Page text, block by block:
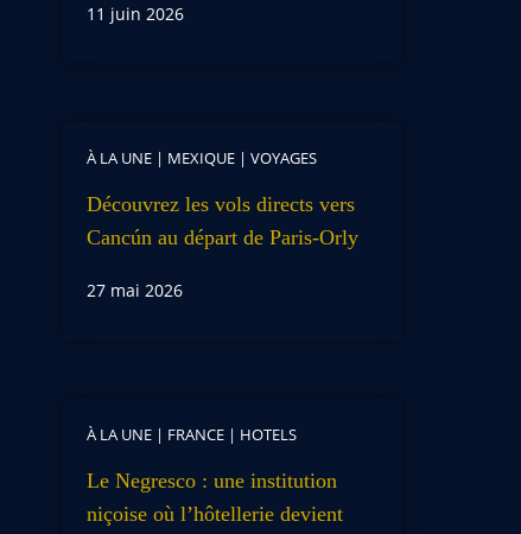
11 juin 2026
À LA UNE| MEXIQUE| VOYAGES
Découvrez les vols directs vers
Cancún au départ de Paris-Orly
27 mai 2026
À LA UNE| FRANCE| HOTELS
Le Negresco : une institution
niçoise où l’hôtellerie devient